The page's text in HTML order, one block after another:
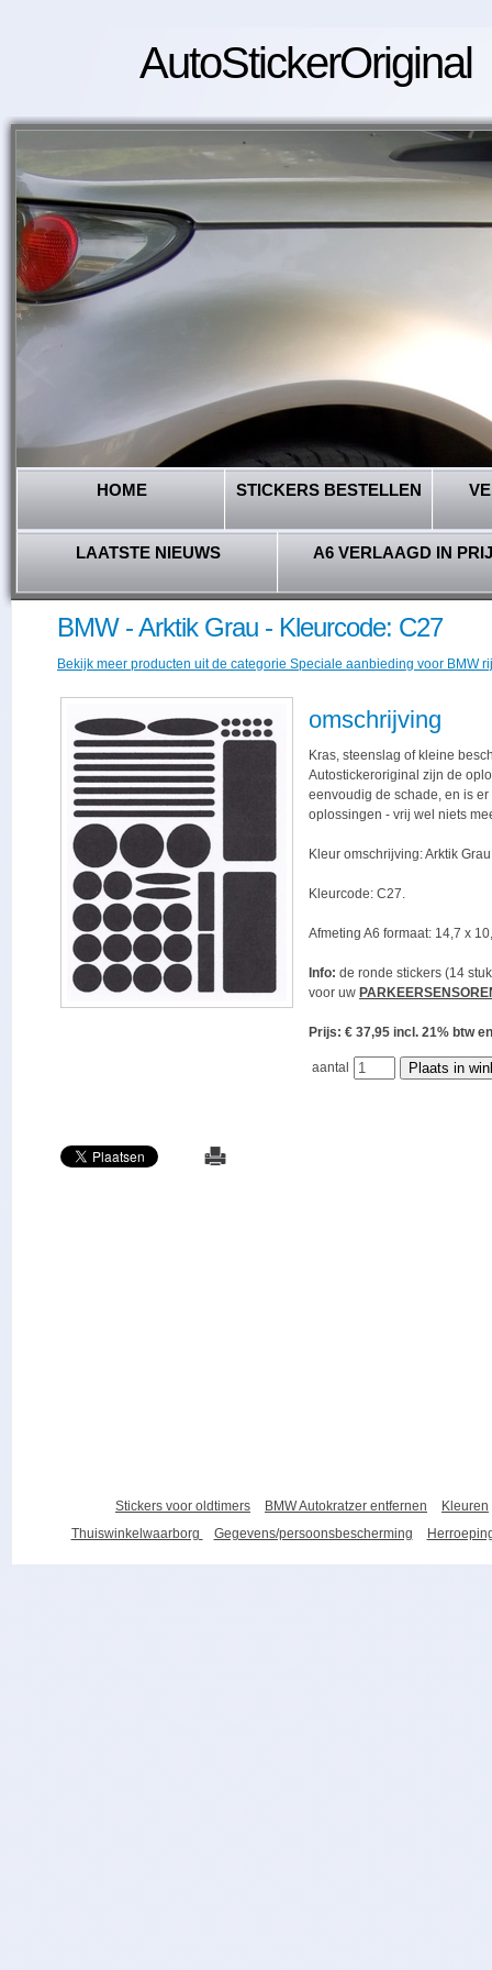
AutoStickerOriginal
HOME STICKERS BESTELLEN
LAATSTE NIEUWS A6 VERLAAGD IN
BMW - Arktik Grau - Kleurcode: C27
Bekijk meer producten uit de categorie Speciale aanbieding voor BMW
omschrijving
Kras, steenslag of kleine
Autostickeroriginal zijn de
eenvoudig de schade, en is
oplossingen - vrij wel niets
Kleur omschrijving: Arktik
Kleurcode: C27.
Afmeting A6 formaat: 14,7 x
Info: de ronde stickers (14
voor uw
Prijs: € 37,95 incl. 21% btw
aantal
Stickers voor oldtimers BMW Autokratzer entfernen
Kleuren
Thuiswinkelwaarborg
Gegevens/persoonsbescherming